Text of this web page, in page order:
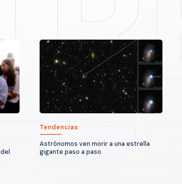
Tendencias
Astrónomos ven morir a una estrella
gigante paso a paso